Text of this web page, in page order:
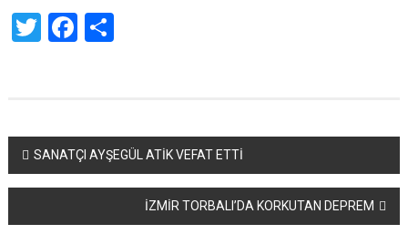
TwitterFacebook
Share
Yazı
dolaşımı
SANATÇI AYŞEGÜL ATİK VEFAT ETTİ
İZMİR TORBALI’DA KORKUTAN DEPREM